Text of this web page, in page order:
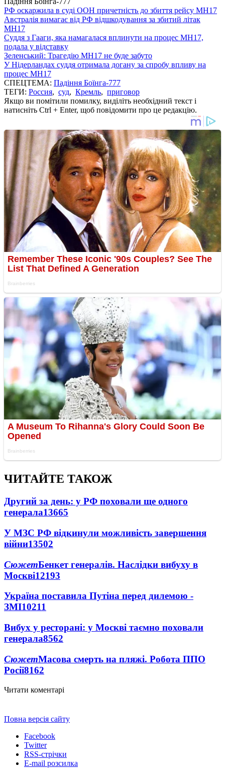
РФ оскаржила в суді ООН причетність до збиття рейсу MH17
Австралія вимагає від РФ відшкодування за збитий літак
MH17
Суддя з Гааги, яка намагалася вплинути на процес МН17,
подала у відставку
Зеленський: Трагедію MH17 не буде забуто
У Нідерландах суддя отримала догану за спробу впливу на
процес MH17
СПЕЦТЕМА: Падіння Боїнга-777
ТЕГИ: Россия, суд, Кремль, приговор
Якщо ви помітили помилку, виділіть необхідний текст і
натисніть Ctrl + Enter, щоб повідомити про це редакцію.
ЧИТАЙТЕ ТАКОЖ
Другий за день: у РФ поховали ще одного
генерала13665
У МЗС РФ відкинули можливість завершення
війни13502
СюжетБенкет генералів. Наслідки вибуху в
Москві12193
Україна поставила Путіна перед дилемою -
ЗМІ10211
Вибух у ресторані: у Москві таємно поховали
генерала8562
СюжетМасова смерть на пляжі. Робота ППО
Росії8162
Читати коментарі
Повна версія сайту
Facebook
Twitter
RSS-стрічки
E-mail розсилка